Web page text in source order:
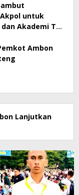
untuk
Akademi TNI
Ambon
Lanjutkan